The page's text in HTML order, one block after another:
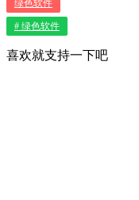
绿色软件
# 绿色软件
喜欢就支持一下吧